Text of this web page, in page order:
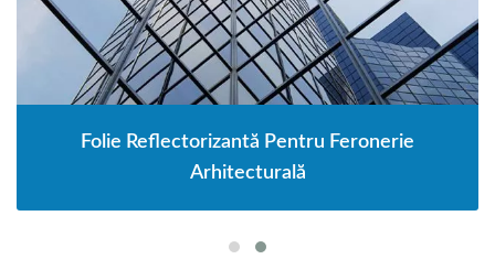
Folie Reflectorizantă Pentru Feronerie
Arhitecturală